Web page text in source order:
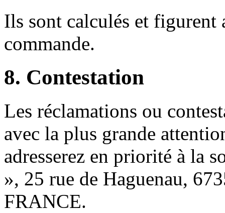
Ils sont calculés et figurent
commande.
8. Contestation
Les réclamations ou
avec la plus grande
adresserez en priorité à la
», 25 rue de Haguenau,
FRANCE.